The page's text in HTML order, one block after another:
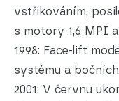
vstřikováním,
s motory 1,6 MPI a
1998: Face-lift
systému a
2001: V červnu